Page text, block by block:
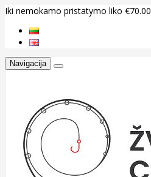
Iki nemokamo pristatymo liko €70.00
Navigacija